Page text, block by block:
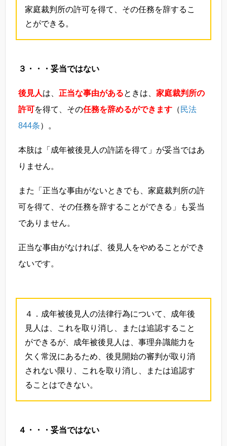
家庭裁判所の許可を得て、その任務を辞するこ
とができる。
３・・・妥当ではない
後見人は、 正当な事由があるときは、 家庭裁判所の
許可を得て、その任務を辞めるができます （ 民法
844条）。
本肢は「成年被後見人の許諾を得て」が妥当ではあ
りません。
また「正当な事由がないときでも、家庭裁判所の許
可を得て、その任務を辞することができる」も妥当
でありません。
正当な事由がなければ、後見人をやめることができ
ないです。
４．成年被後見人の法律行為について、成年後
見人は、これを取り消し、または追認すること
ができるが、成年被後見人は、事理弁識能力を
欠く常況にあるため、後見開始の審判が取り消
されない限り、これを取り消し、または追認す
ることはできない。
４・・・妥当ではない